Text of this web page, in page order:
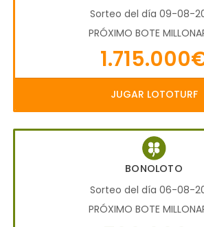
Sorteo del día 09-08-
PRÓXIMO BOTE
JUGAR LOTOTURF
BONOLOTO
Sorteo del día 06-08-
PRÓXIMO BOTE